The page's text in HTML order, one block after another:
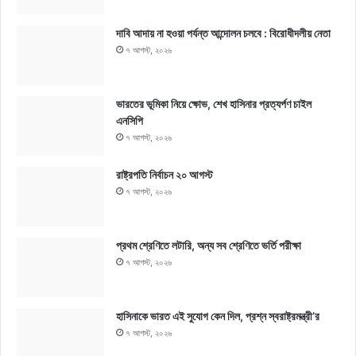
দাবি আদায় না হওয়া পর্যন্ত আন্দোলন চলবে : বিরোধীদলীয় নেতা
৭ আগস্ট, ২০২৬
ভারতের ভূমিকা নিয়ে ক্ষোভ, শেখ হাসিনার প্রত্যর্পণ চাইল
এনসিপি
৭ আগস্ট, ২০২৬
রাষ্ট্রপতি নির্বাচন ২০ আগস্ট
৭ আগস্ট, ২০২৬
প্রথম শ্রেণিতে লটারি, অন্য সব শ্রেণিতে ভর্তি পরীক্ষা
৭ আগস্ট, ২০২৬
হাসিনাকে ভারত এই সুযোগ কেন দিল, প্রশ্ন স্বরাষ্ট্রমন্ত্রী’র
৭ আগস্ট, ২০২৬